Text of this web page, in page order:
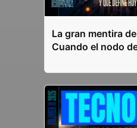
La gran mentira
Cuando el nodo